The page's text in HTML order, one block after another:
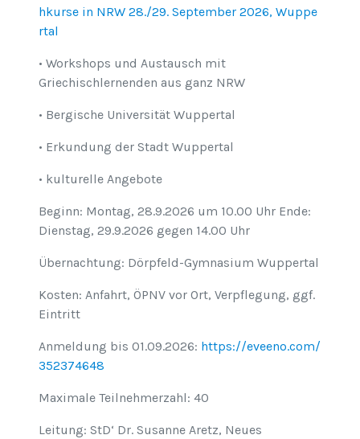
hkurse in NRW 28./29. September 2026, Wuppe
rtal
• Workshops und Austausch mit
Griechischlernenden aus ganz NRW
• Bergische Universität Wuppertal
• Erkundung der Stadt Wuppertal
• kulturelle Angebote
Beginn: Montag, 28.9.2026 um 10.00 Uhr Ende:
Dienstag, 29.9.2026 gegen 14.00 Uhr
Übernachtung: Dörpfeld-Gymnasium Wuppertal
Kosten: Anfahrt, ÖPNV vor Ort, Verpflegung, ggf.
Eintritt
Anmeldung bis 01.09.2026: https://eveeno.com/
352374648
Maximale Teilnehmerzahl: 40
Leitung: StD‘ Dr. Susanne Aretz, Neues